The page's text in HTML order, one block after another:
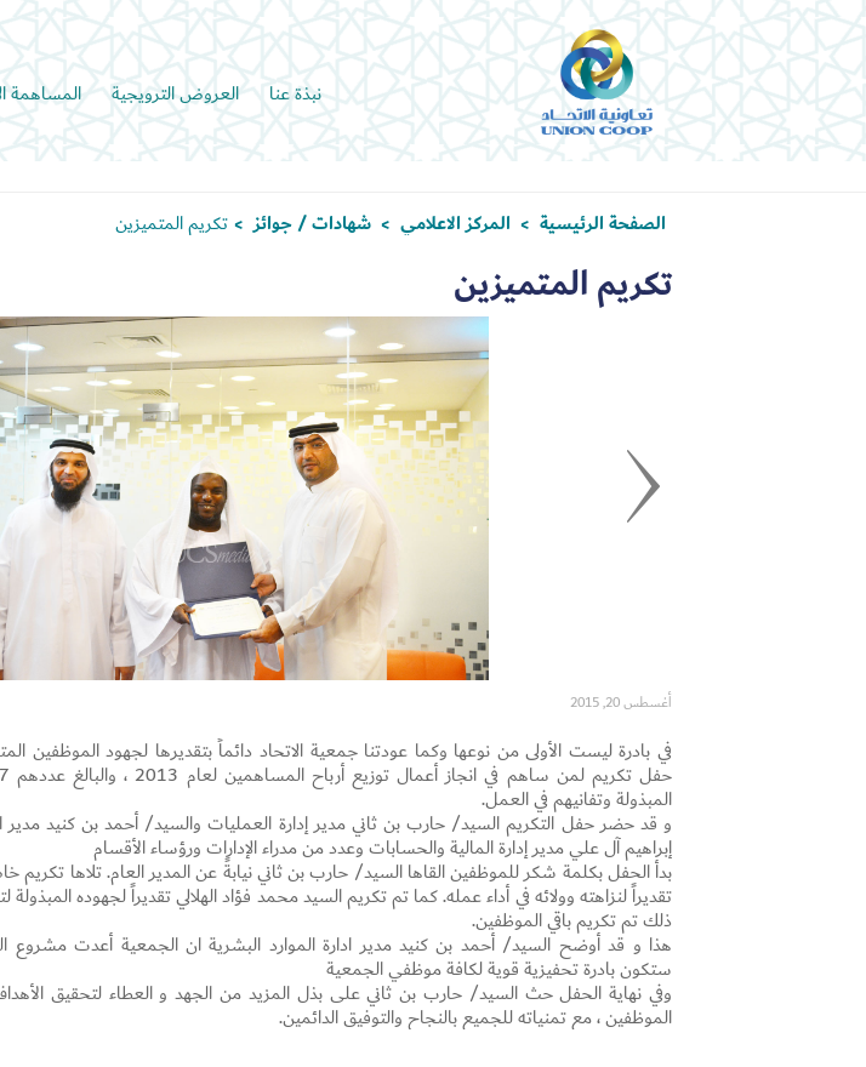
نبذة عنا العروض الترويجية المساهمة
الصفحة الرئيسية > المركز الاعلامي > شهادات / جوائز > تكريم المتميزين
تكريم المتميزين
أغسطس 20, 2015
في بادرة ليست الأولى من نوعها وكما عودتنا جمعية الاتحاد دائماً بتقديرها لجهود الموظفين
المبذولة وتفانيهم في العمل.
و قد حضر حفل التكريم السيد/ حارب بن ثاني مدير إدارة العمليات والسيد/ أحمد بن كنيد مدير
إبراهيم آل علي مدير إدارة المالية والحسابات وعدد من مدراء الإدارات ورؤساء الأقسام
بدأ الحفل بكلمة شكر للموظفين القاها السيد/ حارب بن ثاني نيابةً عن المدير العام. تلاها
تقديراً لنزاهته وولائه في أداء عمله. كما تم تكريم السيد محمد فؤاد الهلالي تقديراً لجهوده
ذلك تم تكريم باقي الموظفين.
هذا و قد أوضح السيد/ أحمد بن كنيد مدير ادارة الموارد البشرية ان الجمعية أعدت مشروع
ستكون بادرة تحفيزية قوية لكافة موظفي الجمعية
وفي نهاية الحفل حث السيد/ حارب بن ثاني على بذل المزيد من الجهد و العطاء لتحقيق
الموظفين ، مع تمنياته للجميع بالنجاح والتوفيق الدائمين.
Set Youtube Channel ID